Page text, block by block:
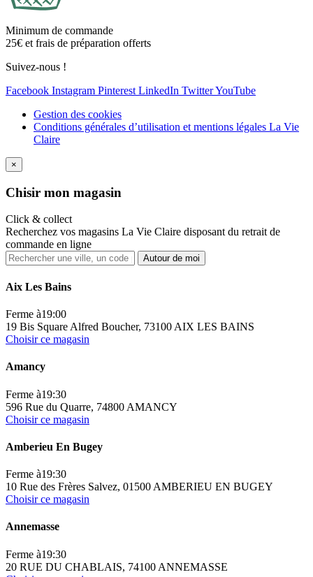
Minimum de commande
25€ et frais de préparation offerts
Suivez-nous !
Facebook Instagram Pinterest LinkedIn TwitterYouTube
Gestion des cookies
Conditions générales d’utilisation et mentions légales La Vie
Claire
×
Chisir mon magasin
Click & collect
Recherchez vos magasins La Vie Claire disposant du retrait de
commande en ligne
Autour de moi
Aix Les Bains
Ferme à19:00
19 Bis Square Alfred Boucher, 73100 AIX LES BAINS
Choisir ce magasin
Amancy
Ferme à19:30
596 Rue du Quarre, 74800 AMANCY
Choisir ce magasin
Amberieu En Bugey
Ferme à19:30
10 Rue des Frères Salvez, 01500 AMBERIEU EN BUGEY
Choisir ce magasin
Annemasse
Ferme à19:30
20 RUE DU CHABLAIS, 74100 ANNEMASSE